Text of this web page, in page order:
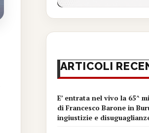
ARTICOLI
E’ entrata nel vivo la 65^
di Francesco Barone in
ingiustizie e